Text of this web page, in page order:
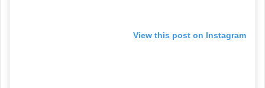
View this post on Instagram